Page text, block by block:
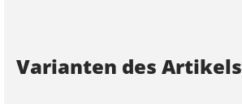
Varianten des Artikels